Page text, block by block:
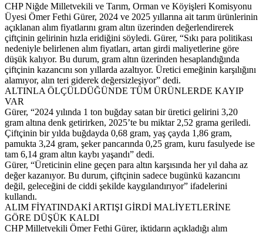
CHP Niğde Milletvekili ve Tarım, Orman ve Köyişleri Komisyonu
Üyesi Ömer Fethi Gürer, 2024 ve 2025 yıllarına ait tarım ürünlerinin
açıklanan alım fiyatlarını gram altın üzerinden değerlendirerek
çiftçinin gelirinin hızla eridiğini söyledi. Gürer, “Sıkı para politikası
nedeniyle belirlenen alım fiyatları, artan girdi maliyetlerine göre
düşük kalıyor. Bu durum, gram altın üzerinden hesaplandığında
çiftçinin kazancını son yıllarda azaltıyor. Üretici emeğinin karşılığını
alamıyor, alın teri giderek değersizleşiyor” dedi.
ALTINLA ÖLÇÜLDÜĞÜNDE TÜM ÜRÜNLERDE KAYIP
VAR
Gürer, “2024 yılında 1 ton buğday satan bir üretici gelirini 3,20
gram altına denk getirirken, 2025’te bu miktar 2,52 grama geriledi.
Çiftçinin bir yılda buğdayda 0,68 gram, yaş çayda 1,86 gram,
pamukta 3,24 gram, şeker pancarında 0,25 gram, kuru fasulyede ise
tam 6,14 gram altın kaybı yaşandı” dedi.
Gürer, “Üreticinin eline geçen para altın karşısında her yıl daha az
değer kazanıyor. Bu durum, çiftçinin sadece bugünkü kazancını
değil, geleceğini de ciddi şekilde kaygılandırıyor” ifadelerini
kullandı.
ALIM FİYATINDAKİ ARTIŞI GİRDİ MALİYETLERİNE
GÖRE DÜŞÜK KALDI
CHP Milletvekili Ömer Fethi Gürer, iktidarın açıkladığı alım